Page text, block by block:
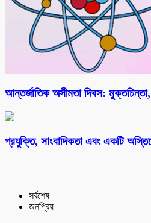
আন্তর্জাতিক অসীমতা দিবস: মুক্তচিন্তা,
প্রযুক্তি, সাংবাদিকতা এবং একটি
সর্বশেষ
জনপ্রিয়